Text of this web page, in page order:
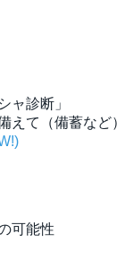
ャ診断」
えて（備蓄など）
可能性